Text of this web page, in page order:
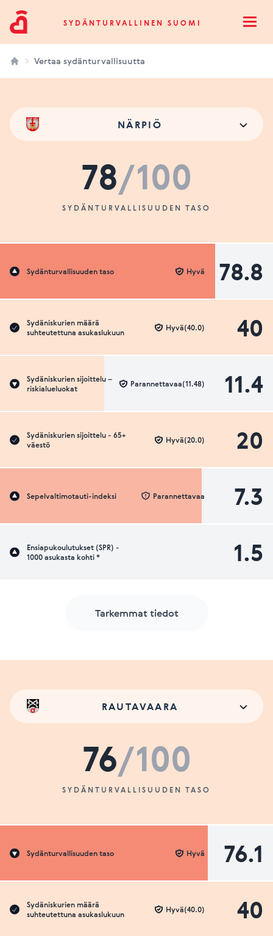
Sydänturvallinen SuomiSYDÄNTURVALLINEN SUOMI
Vertaa sydänturvallisuutta
NÄRPIÖ
78/100
SYDÄNTURVALLISUUDEN TASO
Sydänturvallisuuden taso 78.8
Hyvä
Sydäniskurien määrä
suhteutettuna asukaslukuun
40
Hyvä(40.0)
Sydäniskurien sijoittelu –
riskialueluokat
11.4
Parannettavaa(11.48)
Sydäniskurien sijoittelu - 65+
väestö
20
Hyvä(20.0)
Sepelvaltimotauti-indeksi 7.3
Parannettavaa
Ensiapukoulutukset (SPR) -
1000 asukasta kohti *
1.5
Tarkemmat tiedot
RAUTAVAARA
76/100
SYDÄNTURVALLISUUDEN TASO
Sydänturvallisuuden taso 76.1
Hyvä
Sydäniskurien määrä
suhteutettuna asukaslukuun
40
Hyvä(40.0)